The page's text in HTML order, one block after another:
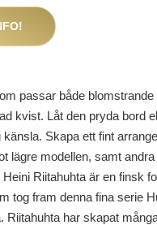
passar både
kvist. Låt den pryda bord
känsla. Skapa ett fint
lägre modellen, samt
Heini Riitahuhta är en finsk
tog fram denna fina serie
Riitahuhta har skapat